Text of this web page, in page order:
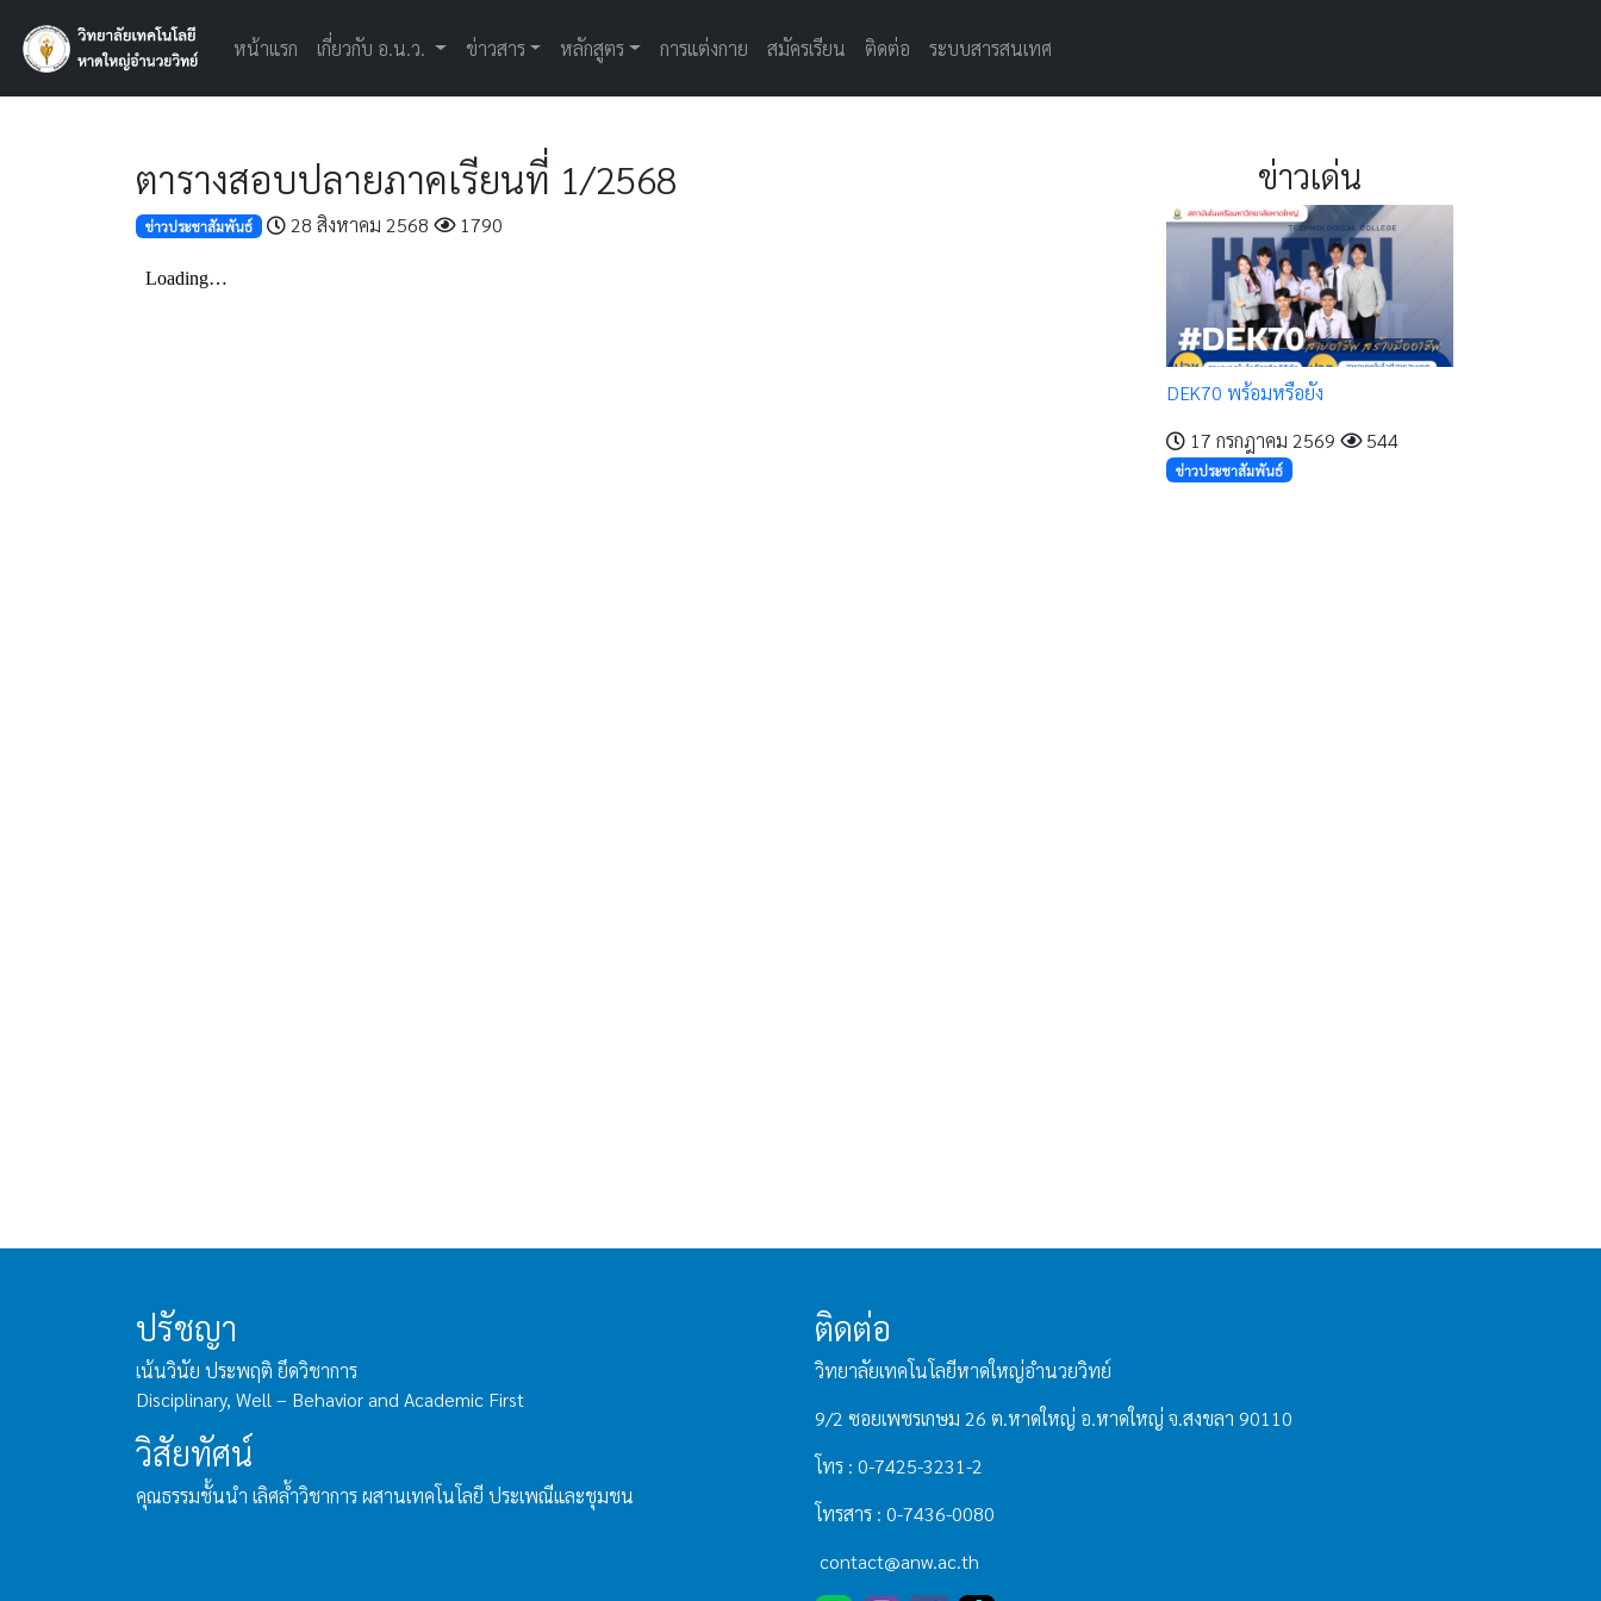
หน้าแรก เกี่ยวกับ อ.น.ว. ข่าวสาร หลักสูตร การแต่งกาย สมัครเรียน ติดต่อ ระบบสารสนเทศ
ตารางสอบปลายภาคเรียนที่ 1/2568
ข่าวประชาสัมพันธ์ 28 สิงหาคม 2568 1790
ข่าวเด่น
DEK70 พร้อมหรือยัง
17 กรกฎาคม 2569
544
ข่าวประชาสัมพันธ์
ปรัชญา
เน้นวินัย ประพฤติ ยึดวิชาการ
Disciplinary, Well – Behavior and Academic First
วิสัยทัศน์
คุณธรรมชั้นนำ เลิศล้ำวิชาการ ผสานเทคโนโลยี ประเพณีและชุมชน
ติดต่อ
วิทยาลัยเทคโนโลยีหาดใหญ่อำนวยวิทย์
9/2 ซอยเพชรเกษม 26 ต.หาดใหญ่ อ.หาดใหญ่ จ.สงขลา 90110
โทร : 0-7425-3231-2
โทรสาร : 0-7436-0080
contact@anw.ac.th